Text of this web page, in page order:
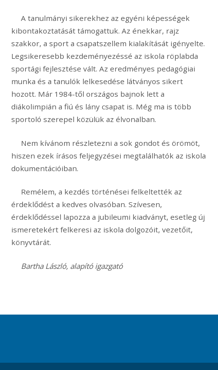
A tanulmányi sikerekhez az egyéni képességek
kibontakoztatását támogattuk. Az énekkar, rajz
szakkor, a sport a csapatszellem kialakítását igényelte.
Legsikeresebb kezdeményezéssé az iskola röplabda
sportági fejlesztése vált. Az eredményes pedagógiai
munka és a tanulók lelkesedése látványos sikert
hozott. Már 1984-től országos bajnok lett a
diákolimpián a fiú és lány csapat is. Még ma is több
sportoló szerepel közülük az élvonalban.
Nem kívánom részletezni a sok gondot és örömöt,
hiszen ezek írásos feljegyzései megtalálhatók az iskola
dokumentációiban.
Remélem, a kezdés történései felkeltették az
érdeklődést a kedves olvasóban. Szívesen,
érdeklődéssel lapozza a jubileumi kiadványt, esetleg új
ismeretekért felkeresi az iskola dolgozóit, vezetőit,
könyvtárát.
Bartha László, alapító igazgató